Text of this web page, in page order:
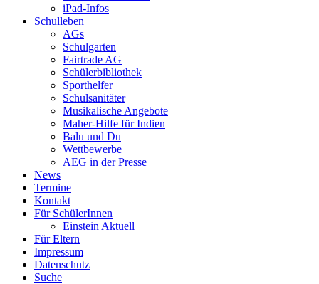
iPad-Infos
Schulleben
AGs
Schulgarten
Fairtrade AG
Schülerbibliothek
Sporthelfer
Schulsanitäter
Musikalische Angebote
Maher-Hilfe für Indien
Balu und Du
Wettbewerbe
AEG in der Presse
News
Termine
Kontakt
Für SchülerInnen
Einstein Aktuell
Für Eltern
Impressum
Datenschutz
Suche